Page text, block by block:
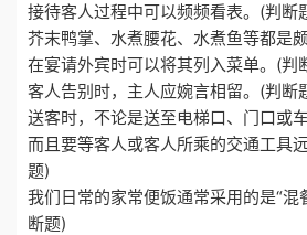
接待客人过程中可以频频看表。(判断
芥末鸭掌、水煮腰花、水煮鱼等都是
在宴请外宾时可以将其列入菜单。(判
客人告别时，主人应婉言相留。(判断
送客时，不论是送至电梯口、门口或
而且要等客人或客人所乘的交通工具
题)
我们日常的家常便饭通常采用的是“混
断题)